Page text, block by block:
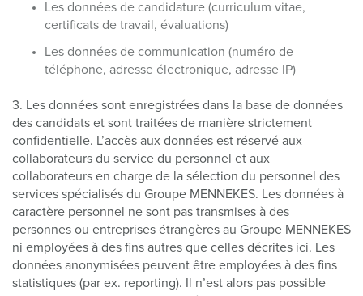
Les données de candidature (curriculum vitae,
certificats de travail, évaluations)
Les données de communication (numéro de
téléphone, adresse électronique, adresse IP)
3. Les données sont enregistrées dans la base de données
des candidats et sont traitées de manière strictement
confidentielle. L’accès aux données est réservé aux
collaborateurs du service du personnel et aux
collaborateurs en charge de la sélection du personnel des
services spécialisés du Groupe MENNEKES. Les données à
caractère personnel ne sont pas transmises à des
personnes ou entreprises étrangères au Groupe MENNEKES
ni employées à des fins autres que celles décrites ici. Les
données anonymisées peuvent être employées à des fins
statistiques (par ex. reporting). Il n’est alors pas possible